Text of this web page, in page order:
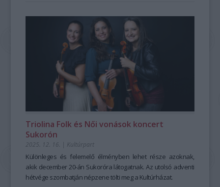
Triolina Folk és Női vonások koncert
Sukorón
2025. 12. 16. | Kultúrpart
Különleges és felemelő élményben lehet része azoknak,
akik december 20-án Sukoróra látogatnak. Az utolsó adventi
hétvége szombatján népzene tölti meg a Kultúrházat.